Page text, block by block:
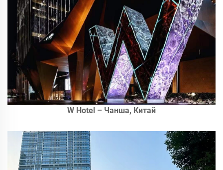
W Hotel – Чанша, Китай